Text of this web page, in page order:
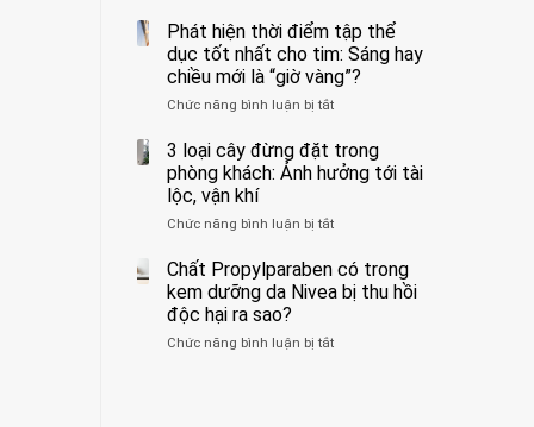
ăn
nhiều
có
thể
hại
thận
tác
hại
của
1
kiểu
đối
với
và
Bạn
nên
đàn
ông
phát
hiện
mắc
bệnh
ung
lúc
Phát hiện thời điểm tập thể
dục tốt nhất cho tim: Sáng hay
chiều mới là “giờ vàng”?
Chức năng bình luận bị tắtở
hiện
thời
điểm
thể
tốt
nhất
cho
Sáng
3 loại cây đừng đặt trong
phòng khách: Ảnh hưởng tới tài
lộc, vận khí
Chức năng bình luận bị tắtở
loại
cây
đừng
trong
Chất Propylparaben có trong
kem dưỡng da Nivea bị thu hồi
độc hại ra sao?
Chức năng bình luận bị tắtở